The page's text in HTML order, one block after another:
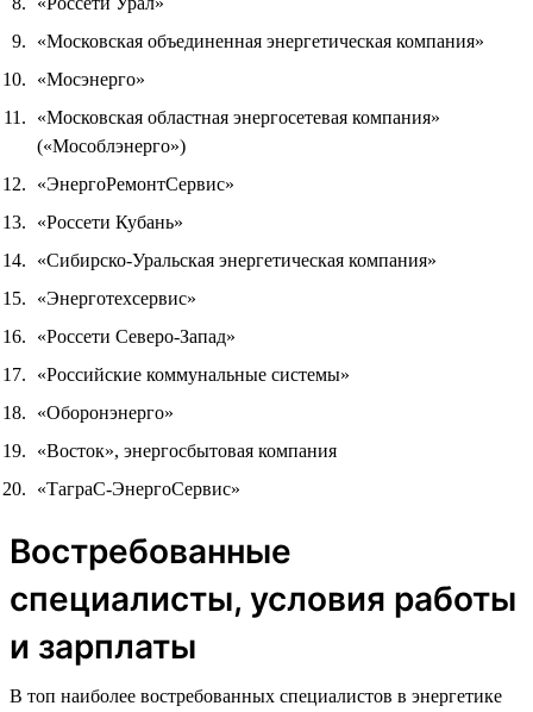
«Московская объединенная энергетическая компания»
«Мосэнерго»
«Московская областная энергосетевая компания»
(«Мособлэнерго»)
«ЭнергоРемонтСервис»
«Россети Кубань»
«Сибирско-Уральская энергетическая компания»
«Энерготехсервис»
«Россети Северо-Запад»
«Российские коммунальные системы»
«Оборонэнерго»
«Восток», энергосбытовая компания
«ТаграС-ЭнергоСервис»
Востребованные
специалисты, условия работы
и зарплаты
В топ наиболее востребованных специалистов в энергетике